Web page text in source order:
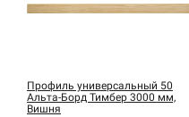
Профиль универсальный 50
Альта-Борд Тимбер 3000 мм,
Вишня